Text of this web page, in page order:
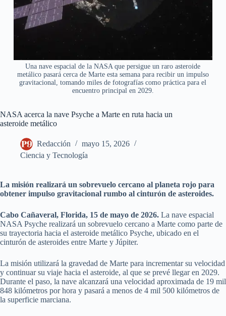
Una nave espacial de la NASA que persigue un raro asteroide
metálico pasará cerca de Marte esta semana para recibir un impulso
gravitacional, tomando miles de fotografías como práctica para el
encuentro principal en 2029.
NASA acerca la nave Psyche a Marte en ruta hacia un
asteroide metálico
Redacción
mayo 15, 2026
Ciencia y Tecnología
La misión realizará un sobrevuelo cercano al planeta rojo para
obtener impulso gravitacional rumbo al cinturón de asteroides.
Cabo Cañaveral, Florida, 15 de mayo de 2026. La nave espacial
NASA Psyche realizará un sobrevuelo cercano a Marte como parte de
su trayectoria hacia el asteroide metálico Psyche, ubicado en el
cinturón de asteroides entre Marte y Júpiter.
La misión utilizará la gravedad de Marte para incrementar su velocidad
y continuar su viaje hacia el asteroide, al que se prevé llegar en 2029.
Durante el paso, la nave alcanzará una velocidad aproximada de 19 mil
848 kilómetros por hora y pasará a menos de 4 mil 500 kilómetros de
la superficie marciana.